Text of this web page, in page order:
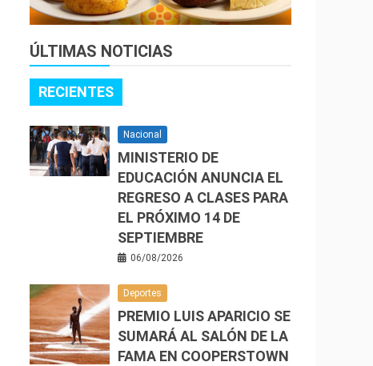
ÚLTIMAS NOTICIAS
RECIENTES
Nacional
MINISTERIO DE
EDUCACIÓN ANUNCIA EL
REGRESO A CLASES PARA
EL PRÓXIMO 14 DE
SEPTIEMBRE
06/08/2026
Deportes
PREMIO LUIS APARICIO SE
SUMARÁ AL SALÓN DE LA
FAMA EN COOPERSTOWN